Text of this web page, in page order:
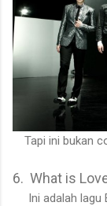
Tapi ini bukan
6. What is
Ini adalah lagu